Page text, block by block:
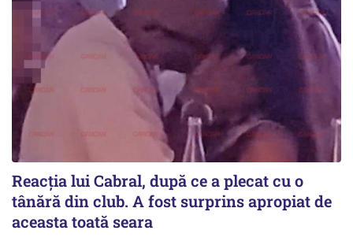
Reacția lui Cabral, după ce a plecat cu o
tânără din club. A fost surprins apropiat de
aceasta toată seara